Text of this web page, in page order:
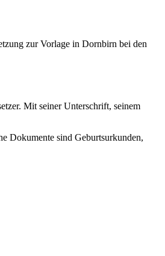
zur Vorlage in Dornbirn bei den
Mit seiner Unterschrift, seinem
Dokumente sind Geburtsurkunden,